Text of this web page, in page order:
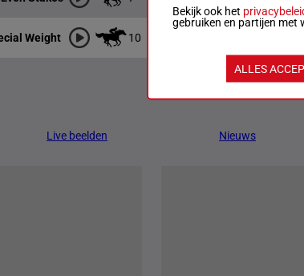
Weight 10
Live beelden Nieuws
Bekijk ook het
gebruiken en partijen met
ALLES